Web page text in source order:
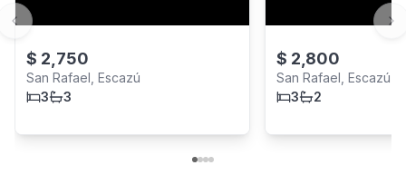
$ 2,750
San Rafael, Escazú
3
3
$ 2,800
San Rafael, Escazú
3
2
Previous slide